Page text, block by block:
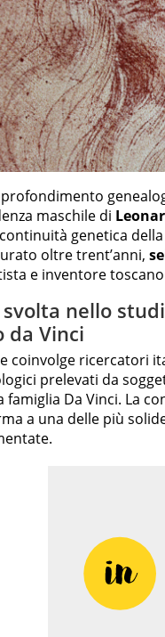
maschile di
genetica
oltre trent’anni,
e inventore
nello
da Vinci
coinvolge ricercatori
prelevati da
famiglia Da Vinci. La
a una delle più